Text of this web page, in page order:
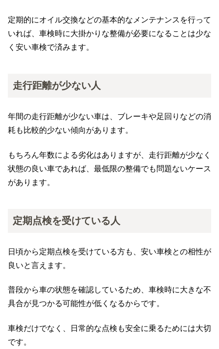
定期的にオイル交換などの基本的なメンテナンスを行って
いれば、車検時に大掛かりな整備が必要になることは少な
く安い車検で済みます。
走行距離が少ない人
年間の走行距離が少ない車は、ブレーキや足回りなどの消
耗も比較的少ない傾向があります。
もちろん年数による劣化はありますが、走行距離が少なく
状態の良い車であれば、最低限の整備でも問題ないケース
があります。
定期点検を受けている人
日頃から定期点検を受けている方も、安い車検との相性が
良いと言えます。
普段から車の状態を確認しているため、車検時に大きな不
具合が見つかる可能性が低くなるからです。
車検だけでなく、日常的な点検も安全に乗るためには大切
です。